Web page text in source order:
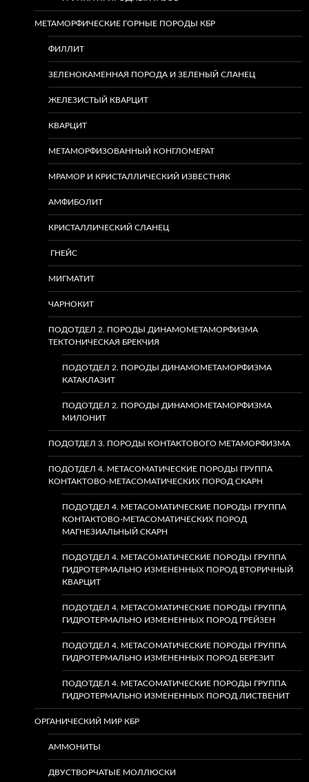
МЕТАМОРФИЧЕСКИЕ ГОРНЫЕ ПОРОДЫ КБР
ФИЛЛИТ
ЗЕЛЕНОКАМЕННАЯ ПОРОДА И ЗЕЛЕНЫЙ СЛАНЕЦ
ЖЕЛЕЗИСТЫЙ КВАРЦИТ
КВАРЦИТ
МЕТАМОРФИЗОВАННЫЙ КОНГЛОМЕРАТ
МРАМОР И КРИСТАЛЛИЧЕСКИЙ ИЗВЕСТНЯК
АМФИБОЛИТ
КРИСТАЛЛИЧЕСКИЙ СЛАНЕЦ
ГНЕЙС
МИГМАТИТ
ЧАРНОКИТ
ПОДОТДЕЛ 2. ПОРОДЫ ДИНАМОМЕТАМОРФИЗМА
ТЕКТОНИЧЕСКАЯ БРЕКЧИЯ
ПОДОТДЕЛ 2. ПОРОДЫ ДИНАМОМЕТАМОРФИЗМА
КАТАКЛАЗИТ
ПОДОТДЕЛ 2. ПОРОДЫ ДИНАМОМЕТАМОРФИЗМА
МИЛОНИТ
ПОДОТДЕЛ 3. ПОРОДЫ КОНТАКТОВОГО МЕТАМОРФИЗМА
ПОДОТДЕЛ 4. МЕТАСОМАТИЧЕСКИЕ ПОРОДЫ ГРУППА
КОНТАКТОВО-МЕТАСОМАТИЧЕСКИХ ПОРОД СКАРН
ПОДОТДЕЛ 4. МЕТАСОМАТИЧЕСКИЕ ПОРОДЫ ГРУППА
КОНТАКТОВО-МЕТАСОМАТИЧЕСКИХ ПОРОД
МАГНЕЗИАЛЬНЫЙ СКАРН
ПОДОТДЕЛ 4. МЕТАСОМАТИЧЕСКИЕ ПОРОДЫ ГРУППА
ГИДРОТЕРМАЛЬНО ИЗМЕНЕННЫХ ПОРОД ВТОРИЧНЫЙ
КВАРЦИТ
ПОДОТДЕЛ 4. МЕТАСОМАТИЧЕСКИЕ ПОРОДЫ ГРУППА
ГИДРОТЕРМАЛЬНО ИЗМЕНЕННЫХ ПОРОД ГРЕЙЗЕН
ПОДОТДЕЛ 4. МЕТАСОМАТИЧЕСКИЕ ПОРОДЫ ГРУППА
ГИДРОТЕРМАЛЬНО ИЗМЕНЕННЫХ ПОРОД БЕРЕЗИТ
ПОДОТДЕЛ 4. МЕТАСОМАТИЧЕСКИЕ ПОРОДЫ ГРУППА
ГИДРОТЕРМАЛЬНО ИЗМЕНЕННЫХ ПОРОД ЛИСТВЕНИТ
ОРГАНИЧЕСКИЙ МИР КБР
АММОНИТЫ
ДВУСТВОРЧАТЫЕ МОЛЛЮСКИ